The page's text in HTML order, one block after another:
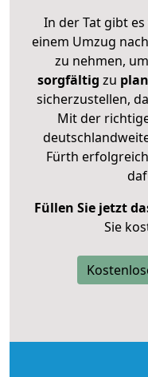
In der Tat gibt
einem Umzug
zu nehmen,
sorgfältig zu
sicherzustellen,
Mit der
Fürth
Füllen Sie jetzt
Sie